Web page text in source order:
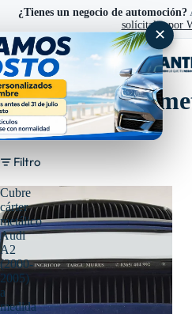
¿Tienes un negocio de automoción?
solícitalas por
✕
Cubre cárter
A2
Filtro
Cubre
cárter
metálico
Audi
A2
(2000-
2005)
a
medida